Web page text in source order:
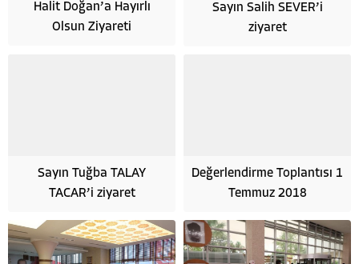
Halit Doğan’a Hayırlı
Olsun Ziyareti
Sayın Salih SEVER’i
ziyaret
Sayın Tuğba TALAY
TACAR’i ziyaret
Değerlendirme Toplantısı 1
Temmuz 2018